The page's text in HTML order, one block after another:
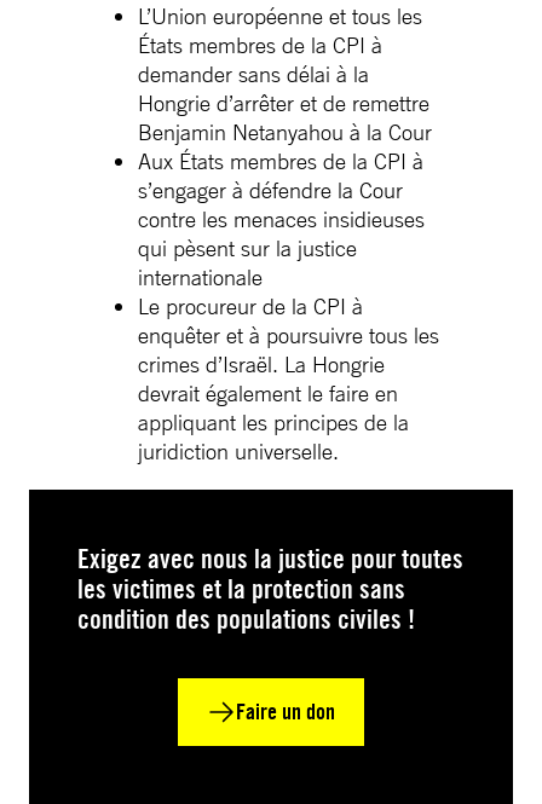
L’Union européenne et tous les
États membres de la CPI à
demander sans délai à la
Hongrie d’arrêter et de remettre
Benjamin Netanyahou à la Cour
Aux États membres de la CPI à
s’engager à défendre la Cour
contre les menaces insidieuses
qui pèsent sur la justice
internationale
Le procureur de la CPI à
enquêter et à poursuivre tous les
crimes d’Israël. La Hongrie
devrait également le faire en
appliquant les principes de la
juridiction universelle.
Exigez avec nous la justice pour toutes
les victimes et la protection sans
condition des populations civiles !
Faire un don